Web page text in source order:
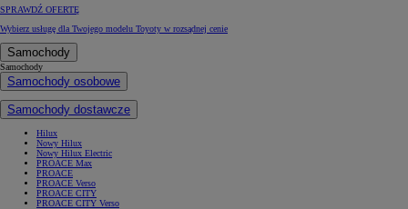
SPRAWDŹ OFERTĘ
Wybierz usługę dla Twojego modelu Toyoty w rozsądnej cenie
Samochody
Samochody
Samochody osobowe
Samochody dostawcze
Hilux
Nowy Hilux
Nowy Hilux Electric
PROACE Max
PROACE
PROACE Verso
PROACE CITY
PROACE CITY Verso